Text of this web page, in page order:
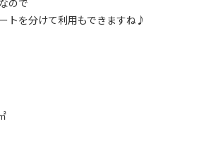
ので
トを分けて利用もできますね♪